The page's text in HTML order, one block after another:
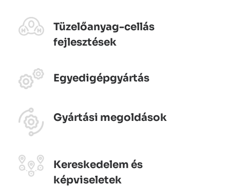
Tüzelőanyag-cellás
fejlesztések
Egyedigépgyártás
Gyártási megoldások
Kereskedelem és
képviseletek